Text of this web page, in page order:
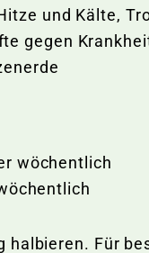
und Kälte,
gegen
wöchentlich
halbieren. Für